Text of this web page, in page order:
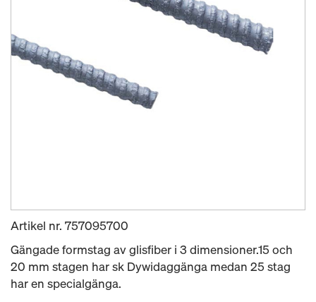
Artikel nr. 757095700
Gängade formstag av glisfiber i 3 dimensioner.15 och
20 mm stagen har sk Dywidaggänga medan 25 stag
har en specialgänga.